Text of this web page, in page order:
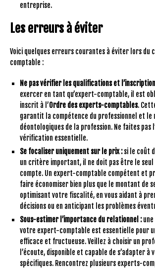
entreprise.
Les erreurs à éviter
Voici quelques erreurs courantes à éviter lors du
comptable :
Ne pas vérifier les qualifications et
exercer en tant qu’expert-comptable, il est
inscrit à l’Ordre des experts-comptables.
garantit la compétence du professionnel et le
déontologiques de la profession. Ne faites pas
vérification essentielle.
Se focaliser uniquement sur le prix :si le coût
un critère important, il ne doit pas être le seul
compte. Un expert-comptable compétent et
faire économiser bien plus que le montant de
optimisant votre fiscalité, en vous aidant à
décisions ou en anticipant les problèmes
Sous-estimer l’importance du relationnel :une
votre expert-comptable est essentielle pour
efficace et fructueuse. Veillez à choisir un
l’écoute, disponible et capable de s’adapter à
spécifiques. Rencontrez plusieurs experts-